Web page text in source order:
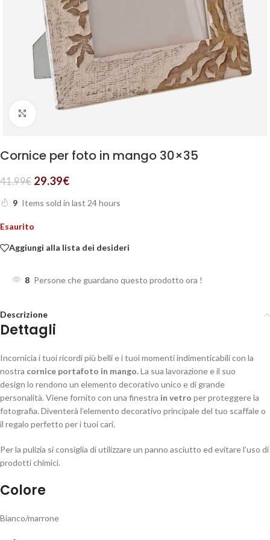
Clicca per ingrandire
Cornice per foto in mango 30×35
41.99€ 29.39€
9 Items sold in last 24 hours
Esaurito
Aggiungi alla lista dei desideri
8 Persone che guardano questo prodotto ora !
Descrizione
Dettagli
Incornicia i tuoi ricordi più belli e i tuoi momenti indimenticabili con la
nostra cornice portafoto in mango.La sua lavorazione e il suo
design lo rendono un elemento decorativo unico e di grande
personalità. Viene fornito con una finestra in vetro per proteggere la
fotografia. Diventerà l’elemento decorativo principale del tuo scaffale o
il regalo perfetto per i tuoi cari.
Per la pulizia si consiglia di utilizzare un panno asciutto ed evitare l’uso di
prodotti chimici.
Colore
Bianco/marrone